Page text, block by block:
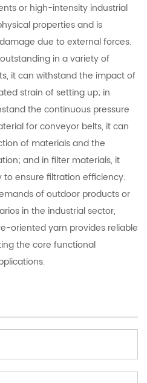
or high-intensity industrial
properties and is
due to external forces.
in a variety of
it can withstand the impact of
strain of setting up; in
the continuous pressure
for conveyor belts, it can
of materials and the
and in filter materials, it
ensure filtration efficiency.
of outdoor products or
in the industrial sector,
oriented yarn provides reliable
the core functional